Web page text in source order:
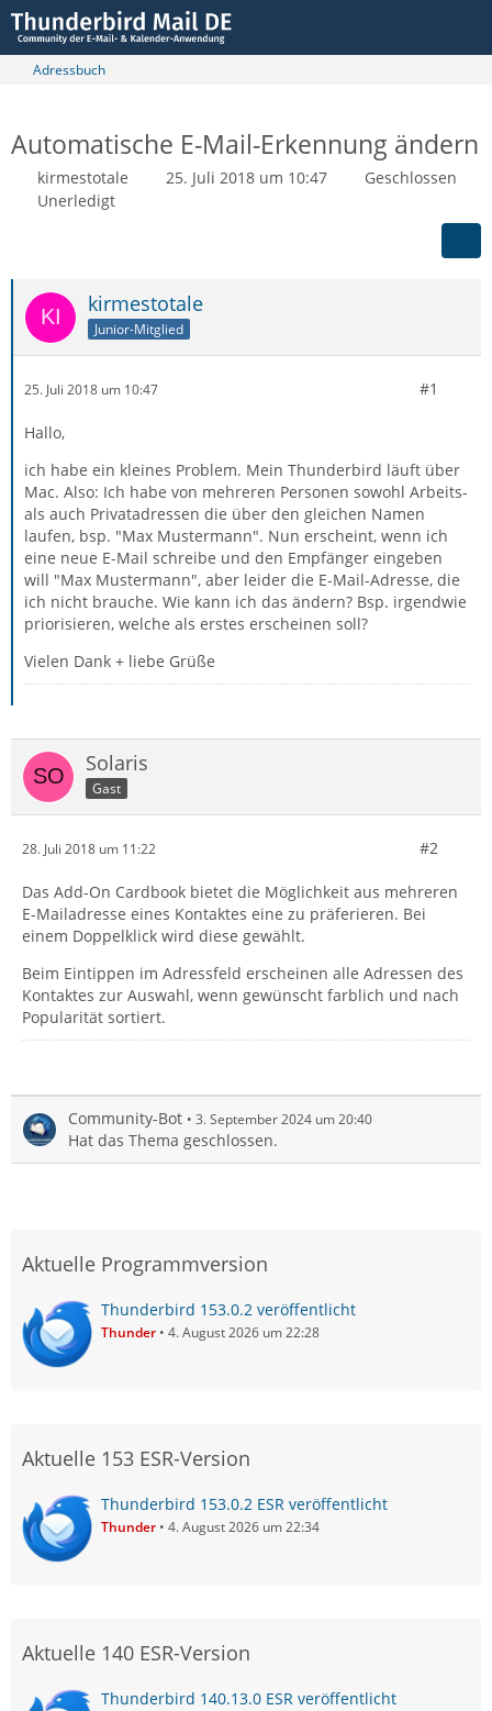
Adressbuch
Automatische E-Mail-Erkennung ändern
kirmestotale 25. Juli 2018 um 10:47
Geschlossen
Unerledigt
kirmestotale
Junior-Mitglied
25. Juli 2018 um 10:47 #1
Hallo,
ich habe ein kleines Problem. Mein Thunderbird läuft über
Mac. Also: Ich habe von mehreren Personen sowohl Arbeits-
als auch Privatadressen die über den gleichen Namen
laufen, bsp. "Max Mustermann". Nun erscheint, wenn ich
eine neue E-Mail schreibe und den Empfänger eingeben
will "Max Mustermann", aber leider die E-Mail-Adresse, die
ich nicht brauche. Wie kann ich das ändern? Bsp. irgendwie
priorisieren, welche als erstes erscheinen soll?
Vielen Dank + liebe Grüße
Solaris
Gast
28. Juli 2018 um 11:22 #2
Das Add-On Cardbook bietet die Möglichkeit aus mehreren
E-Mailadresse eines Kontaktes eine zu präferieren. Bei
einem Doppelklick wird diese gewählt.
Beim Eintippen im Adressfeld erscheinen alle Adressen des
Kontaktes zur Auswahl, wenn gewünscht farblich und nach
Popularität sortiert.
Community-Bot 3. September 2024 um 20:40
Hat das Thema geschlossen.
Aktuelle Programmversion
Thunderbird 153.0.2 veröffentlicht
Thunder 4. August 2026 um 22:28
Aktuelle 153 ESR-Version
Thunderbird 153.0.2 ESR veröffentlicht
Thunder 4. August 2026 um 22:34
Aktuelle 140 ESR-Version
Thunderbird 140.13.0 ESR veröffentlicht